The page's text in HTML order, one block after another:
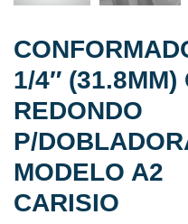
1/4″ (31.8MM)
REDONDO
P/
MODELO A2
CARISIO